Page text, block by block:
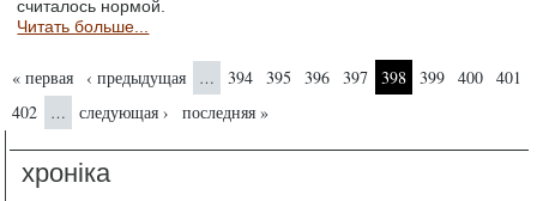
считалось нормой.
Читать больше...
Страницы
« первая ‹ предыдущая … 394 395 396 397 398 399 400
401
402
… следующая › последняя »
хроніка